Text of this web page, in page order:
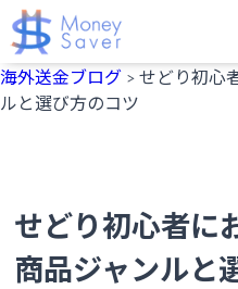
海外送金ブログ > せどり初心
ルと選び方のコツ
せどり初心者に
商品ジャンルと